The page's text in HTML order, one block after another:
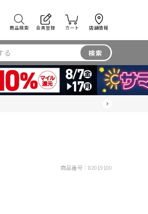
商品検索 会員登録 カート 店舗情報
検索
商品番号： 82019100